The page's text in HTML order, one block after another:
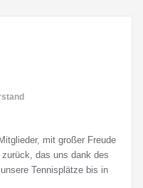
mit großer Freude
das uns dank des
Tennisplätze bis in